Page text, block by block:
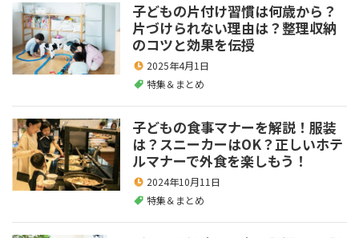
子どもの片付け習慣は何歳から？
片づけられない理由は？整理収納
のコツと効果を伝授
2025年4月1日
特集＆まとめ
子どもの食事マナーを解説！服装
は？スニーカーはOK？正しいホテ
ルマナーで外食を楽しもう！
2024年10月11日
特集＆まとめ